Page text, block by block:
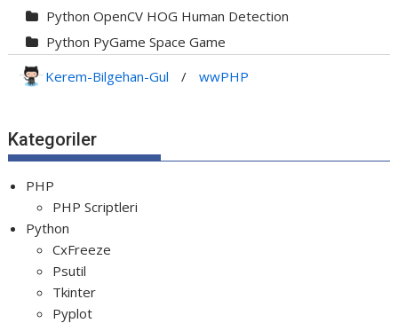
Python OpenCV HOG Human Detection
Python PyGame Space Game
Python PyGame Yılan Oyunu - Snake G...
Python Transparent Proxy Server
Kerem-Bilgehan-Gul / wwPHP
Kategoriler
PHP
PHP Scriptleri
Python
CxFreeze
Psutil
Tkinter
Pyplot